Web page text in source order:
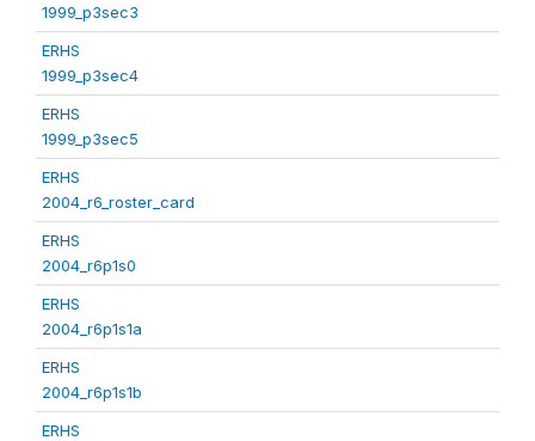
1999_p3sec3
ERHS
1999_p3sec4
ERHS
1999_p3sec5
ERHS
2004_r6_roster_card
ERHS
2004_r6p1s0
ERHS
2004_r6p1s1a
ERHS
2004_r6p1s1b
ERHS